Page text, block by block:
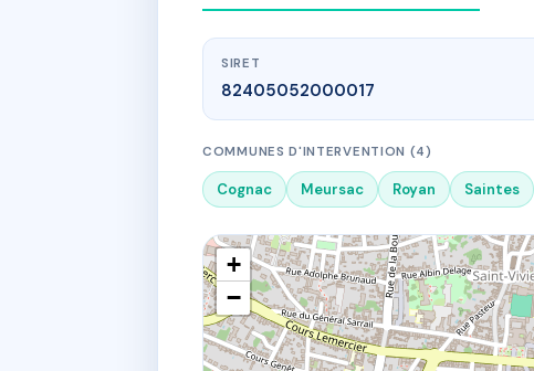
SIRET
82405052000017
COMMUNES D'INTERVENTION (4)
Cognac Meursac Royan Saintes
+
−